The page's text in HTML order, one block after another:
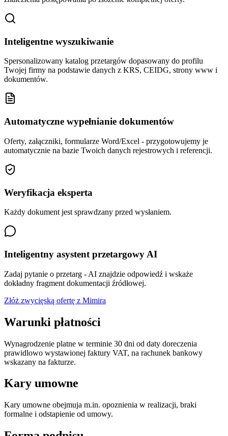
Inteligentne wyszukiwanie
Spersonalizowany katalog przetargów dopasowany do profilu
Twojej firmy na podstawie danych z KRS, CEIDG, strony www i
dokumentów.
Automatyczne wypełnianie dokumentów
Oferty, załączniki, formularze Word/Excel - przygotowujemy je
automatycznie na bazie Twoich danych rejestrowych i referencji.
Weryfikacja eksperta
Każdy dokument jest sprawdzany przed wysłaniem.
Inteligentny asystent przetargowy AI
Zadaj pytanie o przetarg - AI znajdzie odpowiedź i wskaże
dokładny fragment dokumentacji źródłowej.
Złóż zwycięską ofertę z Mimira
Warunki płatności
Wynagrodzenie platne w terminie 30 dni od daty doreczenia
prawidlowo wystawionej faktury VAT, na rachunek bankowy
wskazany na fakturze.
Kary umowne
Kary umowne obejmuja m.in. opoznienia w realizacji, braki
formalne i odstapienie od umowy.